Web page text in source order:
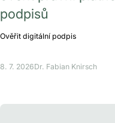
podpisů
Ověřit digitální podpis
8. 7. 2026Dr. Fabian Knirsch